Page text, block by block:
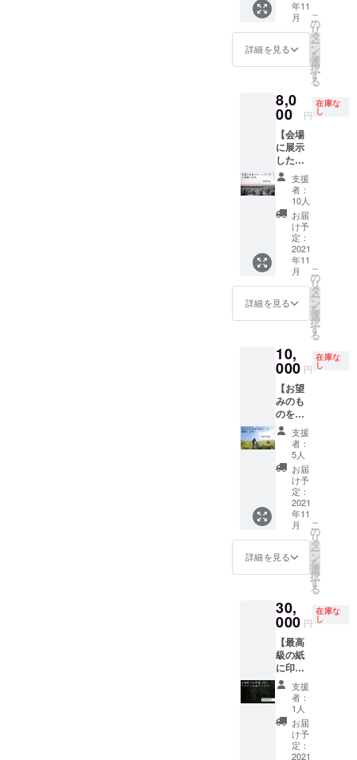
ンをお
選びく
ださ
い。 有
11月1
日〜
2021年
12月31
日 この
期間中
で撮影
を実施
させて
いただ
きま
す。 ※
遠方の
方は、
別途交
通費を
いただ
で、あ
らかじ
承くだ
さい。
「ちょ
っと距
離ある
んだけ
ど、頼
みた
い！」
という
方は、
SNSに
談いた
だけま
す。
×30.5c
mの額
縁に入
れてお
届けし
ます。
感は画
像2枚目
をご覧
くださ
い。 本
文の最
後に写
真一覧
があり
ますの
で、備
考欄に
番号を
ご記載
くださ
い。 い
つでも
を近く
に感じ
られま
す。 お
うち時
間を
ちょっ
と豊か
にして
みませ
んか？
年11
月
詳細を見る
こ
の
リ
タ
ー
ン
を
選
択
す
る
8,0
00 円
在庫な
し
【会場
に展示
した写
真を中
心にし
た写真
と、そ
れぞれ
に添え
た言葉
を1冊
に】 今
回の写
真展を1
冊に
ギュッ
めた
アート
ブック
を、本
気の直
筆手紙
ととも
にお届
けしま
す！ い
つでも
阿蘇や
屋久島
の雄大
な自然
を近く
に感じ
人的に
イチオ
シのリ
ターン
です！
支援
者：
10人
お届
け予
定：
2021
年11
月
詳細を見る
こ
の
リ
タ
ー
ン
を
選
択
す
る
10,
000 円
在庫な
し
【お望
みのも
のを撮
影しま
す】 店
舗でも
いいで
すし、
ご自身
でもい
いです
し、家
族写真
でも構
いませ
ん。 ぼ
撮って
欲しい
ものが
ある方
は、こ
ちらの
リター
ンをお
選びく
ださ
い。 有
効期
支援
者：
5人
お届
け予
定：
2021
年11
月
詳細を見る
こ
の
リ
タ
ー
ン
を
選
択
す
る
30,
000 円
在庫な
し
【最高
級の紙
に印刷
した額
に入れ
た写
真、お
届けし
ます】
今回展
支援
者：
1人
お届
け予
定：
2021